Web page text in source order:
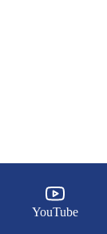
YouTube